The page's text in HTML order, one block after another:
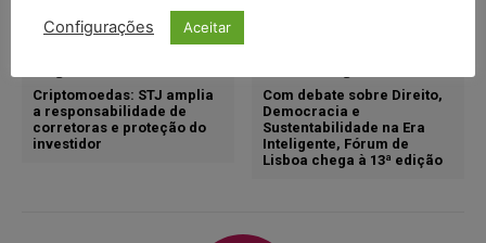
Ministério da Cultura
Criptomoedas: STJ amplia
a responsabilidade de
corretoras e proteção do
investidor
Com debate sobre Direito,
Democracia e
Sustentabilidade na Era
Inteligente, Fórum de
Lisboa chega à 13ª edição
Configurações Aceitar